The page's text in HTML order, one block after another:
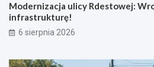
Modernizacja ulicy Rdestowej:
infrastrukturę!
6 sierpnia 2026